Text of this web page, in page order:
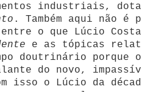
industriais,
. Também aqui não
o que Lúcio
e as tópicas
doutrinário porque
do novo,
isso o Lúcio da